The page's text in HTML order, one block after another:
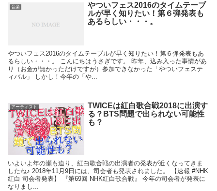
音楽
やついフェス2016のタイムテーブ
ルが早く知りたい！第６弾発表も
あるらしい・・・。
やついフェス2016のタイムテーブルが早く知りたい！第６弾発表もあ
るらしい・・・。 こんにちはうさぎです。 昨年、込み入った事情があ
り（お金が無かっただけですが）参加できなかった「やついフェステ
ィバル」 しかし！今年の「や...
アーティスト
TWICEは紅白歌合戦2018に出演す
る？BTS問題で出られない可能性
も？
いよいよ年の瀬も迫り、紅白歌合戦の出演者の発表が近くなってきま
したね♪ 2018年11月9日には、司会者も発表されました。 【速報 #NHK
紅白 司会者発表】 『第69回 NHK紅白歌合戦』 今年の司会者が発表に
なりまし...